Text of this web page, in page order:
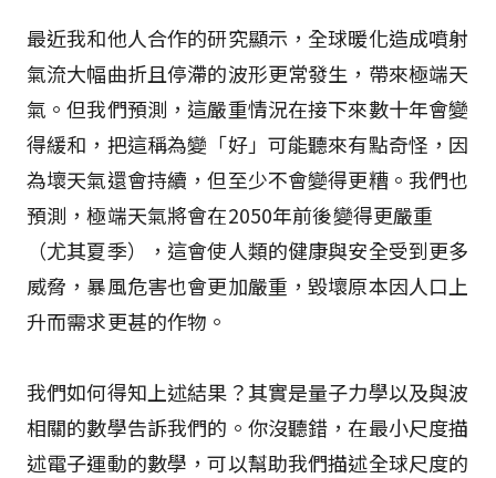
最近我和他人合作的研究顯示，全球暖化造成噴射
氣流大幅曲折且停滯的波形更常發生，帶來極端天
氣。但我們預測，這嚴重情況在接下來數十年會變
得緩和，把這稱為變「好」可能聽來有點奇怪，因
為壞天氣還會持續，但至少不會變得更糟。我們也
預測，極端天氣將會在2050年前後變得更嚴重
（尤其夏季），這會使人類的健康與安全受到更多
威脅，暴風危害也會更加嚴重，毀壞原本因人口上
升而需求更甚的作物。
我們如何得知上述結果？其實是量子力學以及與波
相關的數學告訴我們的。你沒聽錯，在最小尺度描
述電子運動的數學，可以幫助我們描述全球尺度的